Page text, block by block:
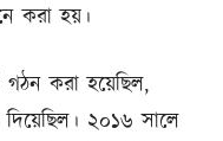
করা হয়।
গঠন করা হয়েছিল,
দিয়েছিল। ২০১৬ সালে